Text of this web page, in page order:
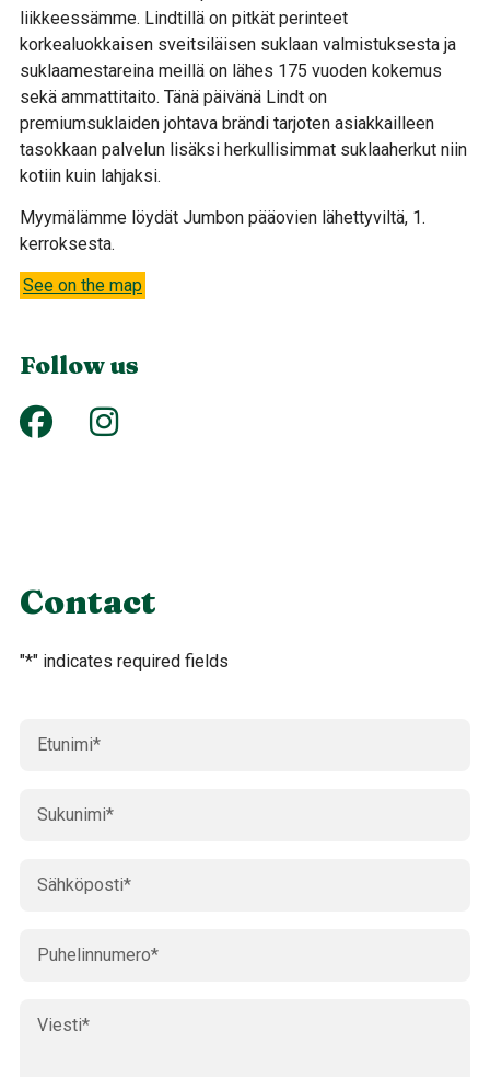
liikkeessämme. Lindtillä on pitkät perinteet
korkealuokkaisen sveitsiläisen suklaan valmistuksesta ja
suklaamestareina meillä on lähes 175 vuoden kokemus
sekä ammattitaito. Tänä päivänä Lindt on
premiumsuklaiden johtava brändi tarjoten asiakkailleen
tasokkaan palvelun lisäksi herkullisimmat suklaaherkut niin
kotiin kuin lahjaksi.
Myymälämme löydät Jumbon pääovien lähettyviltä, 1.
kerroksesta.
See on the map
Follow us
Contact
"*" indicates required fields